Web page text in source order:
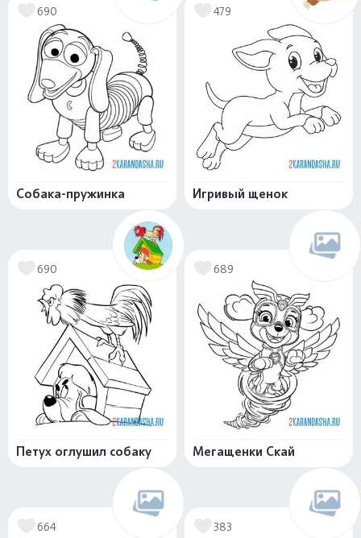
690
Собака-пружинка
479
Игривый щенок
690
Петух оглушил собаку
689
Мегащенки Скай
664 383